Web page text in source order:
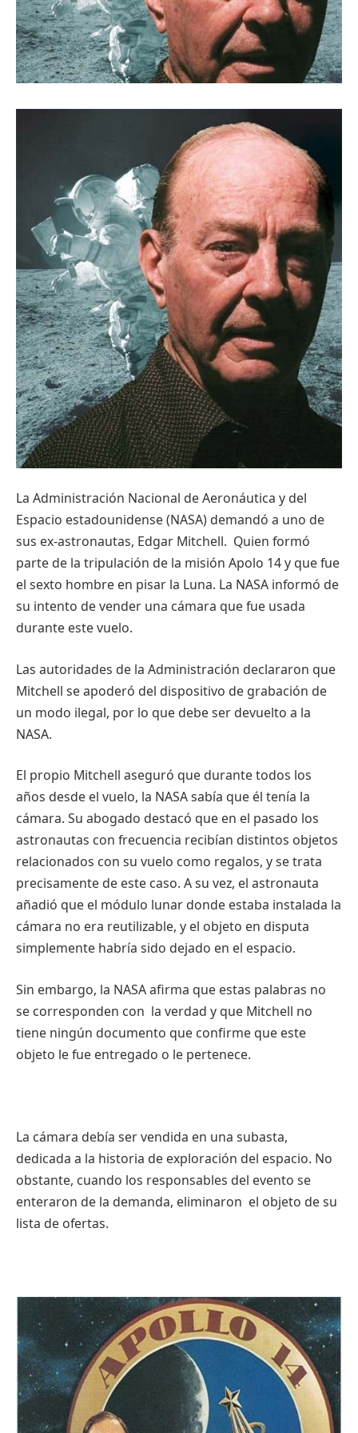
La Administración Nacional deAeronáutica y del
Espacio estadounidense(NASA) demandó a uno de
sus ex-astronautas, Edgar Mitchell. Quien formó
parte de la tripulación de la misión Apolo 14 y quefue
el sexto hombre en pisar la Luna. La NASA informó de
su intento de vender una cámara quefue usada
durante estevuelo.
Las autoridades de la Administración declararon que
Mitchell seapoderó del dispositivo de grabación de
un modo ilegal, por lo que debeser devuelto a la
NASA.
El propio Mitchell aseguró que durantetodos los
años desde el vuelo, la NASAsabía que él tenía la
cámara. Su abogado destacó que en el pasado los
astronautas con frecuencia recibían distintos objetos
relacionados con su vuelo como regalos, y setrata
precisamente de este caso. Asu vez, el astronauta
añadió que el módulo lunar donde estaba instalada la
cámara no era reutilizable, y el objeto en disputa
simplemente habría sido dejado en el espacio.
Sin embargo, la NASAafirma que estas palabras no
se corresponden con la verdad y que Mitchell no
tiene ningún documento que confirme que este
objeto lefue entregado o le pertenece.
La cámara debía servendida en una subasta,
dedicada a la historia de exploración del espacio. No
obstante, cuando los responsables del evento se
enteraron de la demanda, eliminaron el objeto desu
lista de ofertas.